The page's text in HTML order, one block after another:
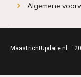
Algemene
MaastrichtUpdate.nl –